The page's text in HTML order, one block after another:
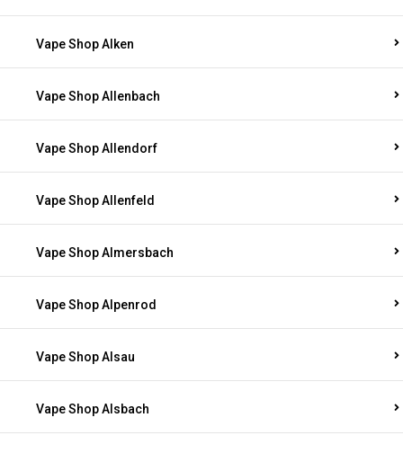
Vape Shop Alken
Vape Shop Allenbach
Vape Shop Allendorf
Vape Shop Allenfeld
Vape Shop Almersbach
Vape Shop Alpenrod
Vape Shop Alsau
Vape Shop Alsbach